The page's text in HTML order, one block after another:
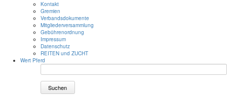
Kontakt
Gremien
Verbandsdokumente
Mitgliederversammlung
Gebührenordnung
Impressum
Datenschutz
REITEN und ZUCHT
Wert Pferd
Suchen